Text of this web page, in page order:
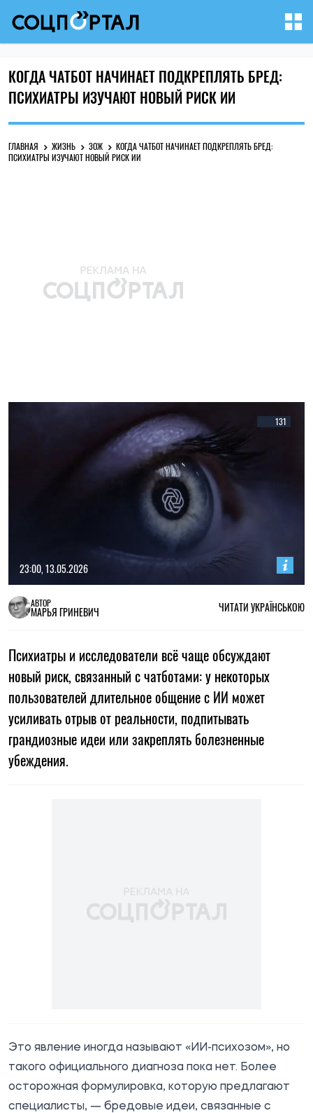
КОГДА ЧАТБОТ НАЧИНАЕТ ПОДКРЕПЛЯТЬ БРЕД:
ПСИХИАТРЫ ИЗУЧАЮТ НОВЫЙ РИСК ИИ
ГЛАВНАЯ ЖИЗНЬ ЗОЖ
КОГДА ЧАТБОТ НАЧИНАЕТ ПОДКРЕПЛЯТЬ БРЕД:
ПСИХИАТРЫ ИЗУЧАЮТ НОВЫЙ РИСК ИИ
131
23:00, 13.05.2026
АВТОР
МАРЬЯ ГРИНЕВИЧ ЧИТАТИ УКРАЇНСЬКОЮ
Психиатры и исследователи всё чаще обсуждают
новый риск, связанный с чатботами: у некоторых
пользователей длительное общение с ИИ может
усиливать отрыв от реальности, подпитывать
грандиозные идеи или закреплять болезненные
убеждения.
Это явление иногда называют «ИИ-психозом», но
такого официального диагноза пока нет. Более
осторожная формулировка, которую предлагают
специалисты, — бредовые идеи, связанные с